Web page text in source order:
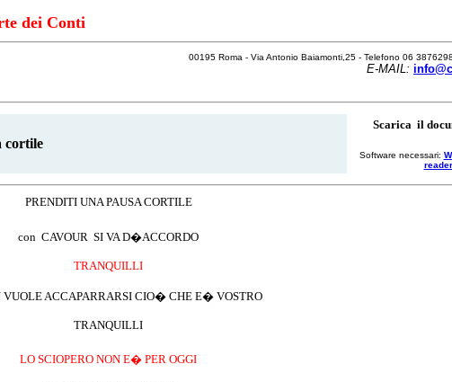
dei Conti
00195 Roma - Via Antonio Baiamonti,25 - Telefono 06
E-MAIL:
cortile
Scarica il
Software necessari:
reader
PRENDITI UNA PAUSA CORTILE
con CAVOUR SI VA D�ACCORDO
TRANQUILLI
VUOLE ACCAPARRARSI CIO� CHE E� VOSTRO
TRANQUILLI
LO SCIOPERO NON E� PER OGGI